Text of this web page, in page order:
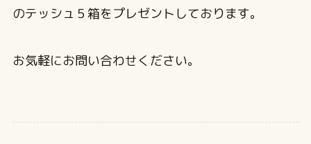
のテッシュ５箱をプレゼントしております。
お気軽にお問い合わせください。